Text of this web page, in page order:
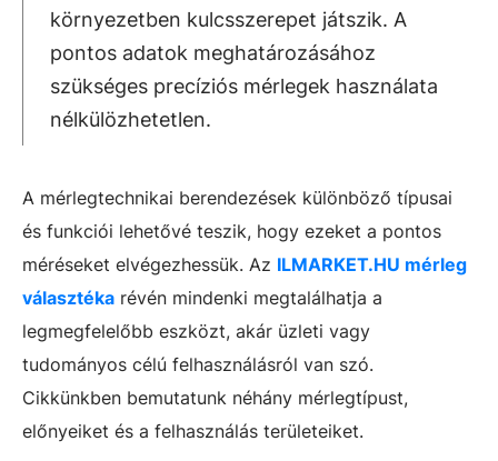
környezetben kulcsszerepet játszik. A
pontos adatok meghatározásához
szükséges precíziós mérlegek használata
nélkülözhetetlen.
A mérlegtechnikai berendezések különböző típusai
és funkciói lehetővé teszik, hogy ezeket a pontos
méréseket elvégezhessük. Az ILMARKET.HU mérleg
választéka révén mindenki megtalálhatja a
legmegfelelőbb eszközt, akár üzleti vagy
tudományos célú felhasználásról van szó.
Cikkünkben bemutatunk néhány mérlegtípust,
előnyeiket és a felhasználás területeiket.